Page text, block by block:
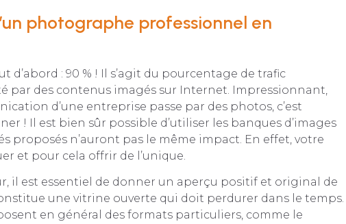
photographe professionnel en
d’abord : 90 % ! Il s’agit du pourcentage de trafic
par des contenus imagés sur Internet. Impressionnant,
d’une entreprise passe par des photos, c’est
! Il est bien sûr possible d’utiliser les banques d’images
proposés n’auront pas le même impact. En effet, votre
et pour cela offrir de l’unique.
il est essentiel de donner un aperçu positif et original de
une vitrine ouverte qui doit perdurer dans le temps.
en général des formats particuliers, comme le